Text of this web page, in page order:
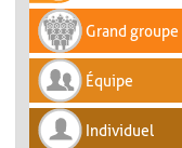
Grand groupe
Équipe
Individuel